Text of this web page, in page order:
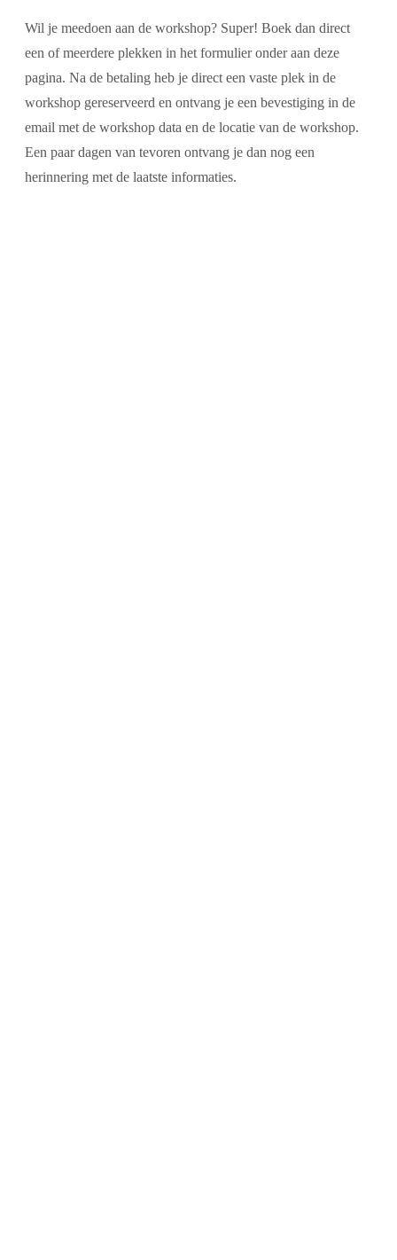
Wil je meedoen aan de workshop? Super! Boek dan direct
een of meerdere plekken in het formulier onder aan deze
pagina. Na de betaling heb je direct een vaste plek in de
workshop gereserveerd en ontvang je een bevestiging in de
email met de workshop data en de locatie van de workshop.
Een paar dagen van tevoren ontvang je dan nog een
herinnering met de laatste informaties.